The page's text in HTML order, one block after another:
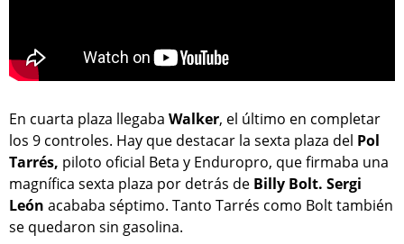
En cuarta plaza llegaba Walker, el último en completar
los 9 controles. Hay que destacar la sexta plaza del Pol
Tarrés, piloto oficial Beta y Enduropro, que firmaba una
magnífica sexta plaza por detrás de Billy Bolt. Sergi
León acababa séptimo. Tanto Tarrés como Bolt también
se quedaron sin gasolina.